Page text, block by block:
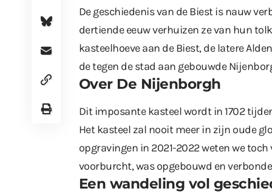
De geschiedenis van de Biest is nauw
dertiende eeuw verhuizen ze van hun
kasteelhoeve aan de Biest, de latere
de tegen de stad aan gebouwde
Over De Nijenborgh
Dit imposante kasteel wordt in 1702
Het kasteel zal nooit meer in zijn oude
opgravingen in 2021-2022 weten we
voorburcht, was opgebouwd en
Een wandeling vol